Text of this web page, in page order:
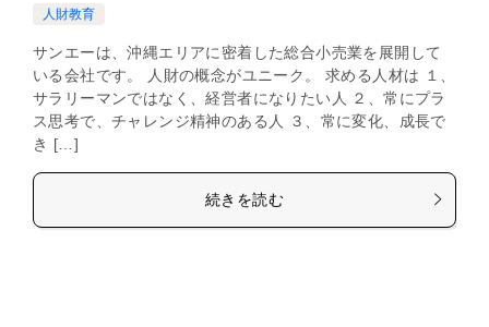
人財教育
サンエーは、沖縄エリアに密着した総合小売業を展開して
いる会社です。 人財の概念がユニーク。 求める人材は １、
サラリーマンではなく、経営者になりたい人 ２、常にプラ
ス思考で、チャレンジ精神のある人 ３、常に変化、成長で
き […]
続きを読む